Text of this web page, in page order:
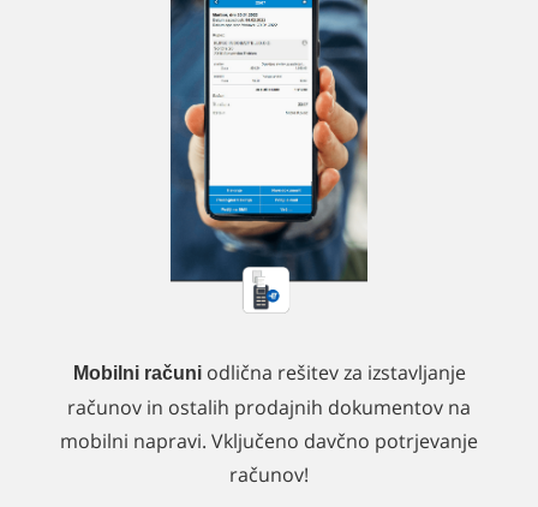
Mobilni računiodlična rešitev za izstavljanje
računov in ostalih prodajnih dokumentov na
mobilni napravi. Vključeno davčno potrjevanje
računov!